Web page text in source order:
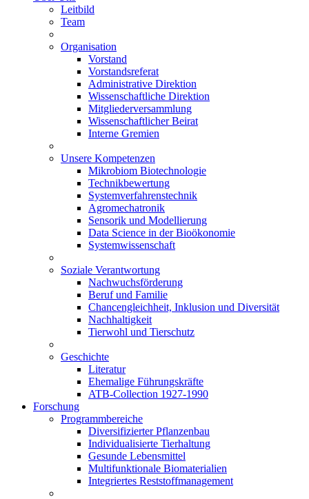
Leitbild
Team
Organisation
Vorstand
Vorstandsreferat
Administrative Direktion
Wissenschaftliche Direktion
Mitgliederversammlung
Wissenschaftlicher Beirat
Interne Gremien
Unsere Kompetenzen
Mikrobiom Biotechnologie
Technikbewertung
Systemverfahrenstechnik
Agromechatronik
Sensorik und Modellierung
Data Science in der Bioökonomie
Systemwissenschaft
Soziale Verantwortung
Nachwuchsförderung
Beruf und Familie
Chancengleichheit, Inklusion und Diversität
Nachhaltigkeit
Tierwohl und Tierschutz
Geschichte
Literatur
Ehemalige Führungskräfte
ATB-Collection 1927-1990
Forschung
Programmbereiche
Diversifizierter Pflanzenbau
Individualisierte Tierhaltung
Gesunde Lebensmittel
Multifunktionale Biomaterialien
Integriertes Reststoffmanagement